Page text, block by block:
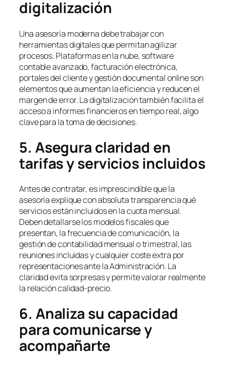
digitalización
Una asesoría moderna debe trabajar con
herramientas digitales que permitan agilizar
procesos. Plataformas en la nube, software
contable avanzado, facturación electrónica,
portales del cliente y gestión documental online son
elementos que aumentan la eficiencia y reducen el
margen de error. La digitalización también facilita el
acceso a informes financieros en tiempo real, algo
clave para la toma de decisiones.
5. Asegura claridad en
tarifas y servicios incluidos
Antes de contratar, es imprescindible que la
asesoría explique con absoluta transparencia qué
servicios están incluidos en la cuota mensual.
Deben detallarse los modelos fiscales que
presentan, la frecuencia de comunicación, la
gestión de contabilidad mensual o trimestral, las
reuniones incluidas y cualquier coste extra por
representaciones ante la Administración. La
claridad evita sorpresas y permite valorar realmente
la relación calidad-precio.
6. Analiza su capacidad
para comunicarse y
acompañarte